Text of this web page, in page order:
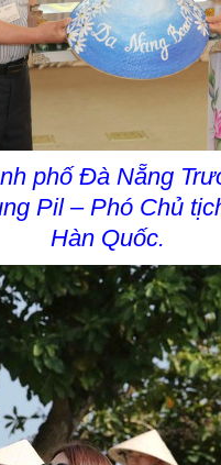
phố Đà Nẵng
Pil – Phó Chủ
Hàn Quốc.